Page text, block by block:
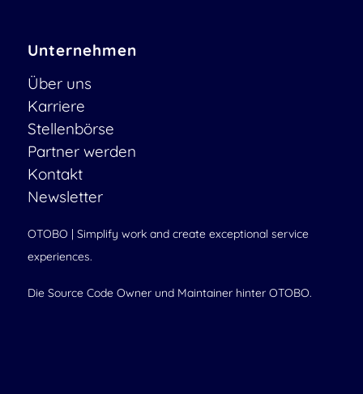
Unternehmen
Über uns
Karriere
Stellenbörse
Partner werden
Kontakt
Newsletter
OTOBO | Simplify work and create exceptional service
experiences.
Die Source Code Owner und Maintainer hinter OTOBO.